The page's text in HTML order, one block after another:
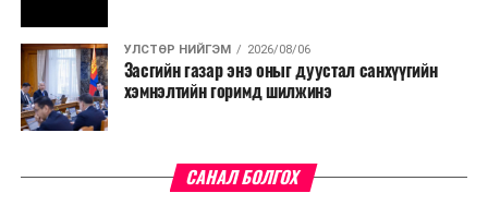
УЛСТӨР НИЙГЭМ 2026/08/06
Засгийн газар энэ оныг дуустал санхүүгийн
хэмнэлтийн горимд шилжинэ
САНАЛ БОЛГОХ